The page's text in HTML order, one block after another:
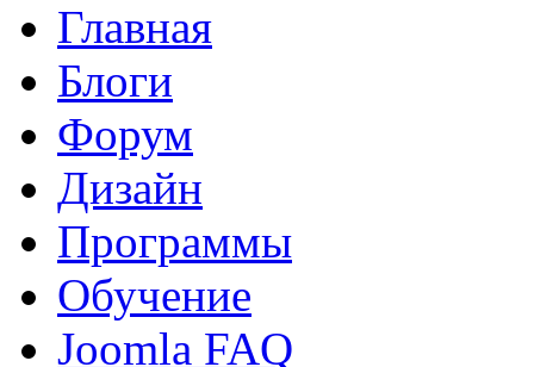
Главная
Блоги
Форум
Дизайн
Программы
Обучение
Joomla FAQ